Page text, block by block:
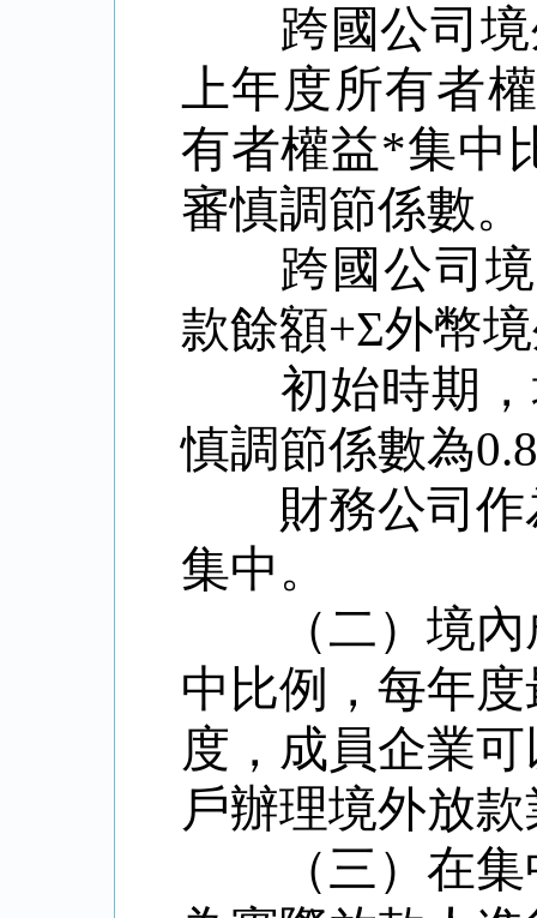
跨國公司
上年度所有者
有者權益*集中
審慎調節係數。
跨國公司
款餘額+Σ外幣
初始時期
慎調節係數為0.8
財務公司
集中。
（二）境
中比例，每年
度，成員企業
戶辦理境外放
（三）在